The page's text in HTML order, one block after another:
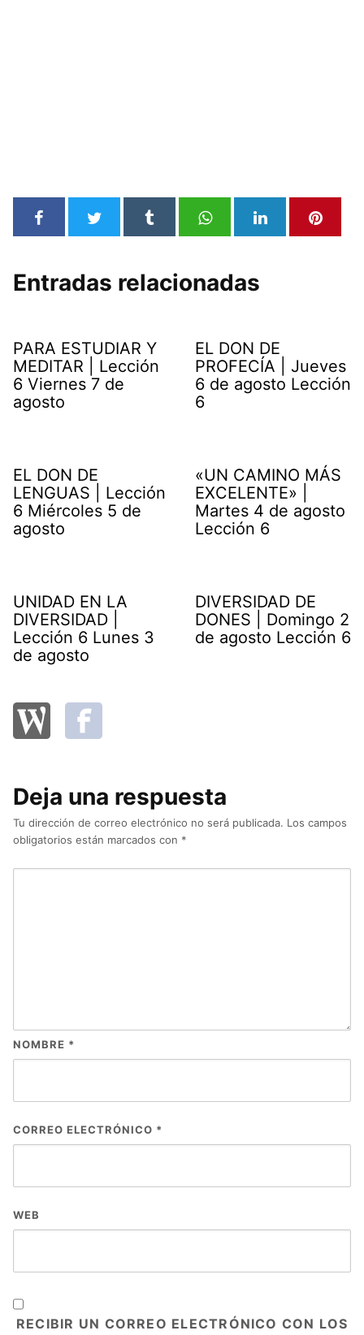
Entradas relacionadas
PARA ESTUDIAR Y
MEDITAR | Lección
6 Viernes 7 de
agosto
EL DON DE
PROFECÍA | Jueves
6 de agosto Lección
6
EL DON DE
LENGUAS | Lección
6 Miércoles 5 de
agosto
«UN CAMINO MÁS
EXCELENTE» |
Martes 4 de agosto
Lección 6
UNIDAD EN LA
DIVERSIDAD |
Lección 6 Lunes 3
de agosto
DIVERSIDAD DE
DONES | Domingo 2
de agosto Lección 6
Deja una respuesta
Tu dirección de correo electrónico no será publicada. Los campos
obligatorios están marcados con *
NOMBRE *
CORREO ELECTRÓNICO *
WEB
RECIBIR UN CORREO ELECTRÓNICO CON LOS